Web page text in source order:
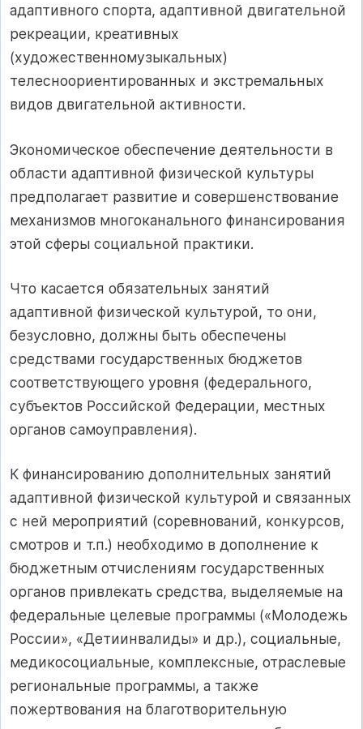
адаптивного спорта, адаптивной двигательной
рекреации, креативных
(художественномузыкальных)
телесноориентированных и экстремальных
видов двигательной активности.
Экономическое обеспечение деятельности в
области адаптивной физической культуры
предполагает развитие и совершенствование
механизмов многоканального финансирования
этой сферы социальной практики.
Что касается обязательных занятий
адаптивной физической культурой, то они,
безусловно, должны быть обеспечены
средствами государственных бюджетов
соответствующего уровня (федерального,
субъектов Российской Федерации, местных
органов самоуправления).
К финансированию дополнительных занятий
адаптивной физической культурой и связанных
с ней мероприятий (соревнований, конкурсов,
смотров и т.п.) необходимо в дополнение к
бюджетным отчислениям государственных
органов привлекать средства, выделяемые на
федеральные целевые программы («Молодежь
России», «Детиинвалиды» и др.), социальные,
медикосоциальные, комплексные, отраслевые
региональные программы, а также
пожертвования на благотворительную